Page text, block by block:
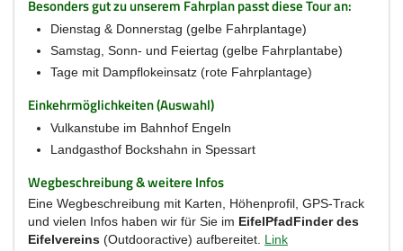
Besonders gut zu unserem Fahrplan passt diese Tour an:
Dienstag & Donnerstag (gelbe Fahrplantage)
Samstag, Sonn- und Feiertag (gelbe Fahrplantabe)
Tage mit Dampflokeinsatz (rote Fahrplantage)
Einkehrmöglichkeiten (Auswahl)
Vulkanstube im Bahnhof Engeln
Landgasthof Bockshahn in Spessart
Wegbeschreibung & weitere Infos
Eine Wegbeschreibung mit Karten, Höhenprofil, GPS-Track
und vielen Infos haben wir für Sie im EifelPfadFinder des
Eifelvereins (Outdooractive) aufbereitet. Link